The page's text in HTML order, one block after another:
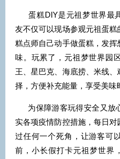
蛋糕DIY是元祖梦世界最
友不仅可以现场参观元祖蛋
糕点师自己动手做蛋糕，发
味。玩累了，元祖梦世界园
王、星巴克、海底捞、米线
择，方便补充能量，享受美味
为保障游客玩得安全又放
实各项疫情防控措施，每日
过任何一个死角，让游客可
前，小长假打卡元祖梦世界